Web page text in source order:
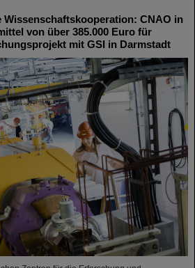
Wissenschaftskooperation: CNAO in
von über 385.000 Euro für
mit GSI in Darmstadt